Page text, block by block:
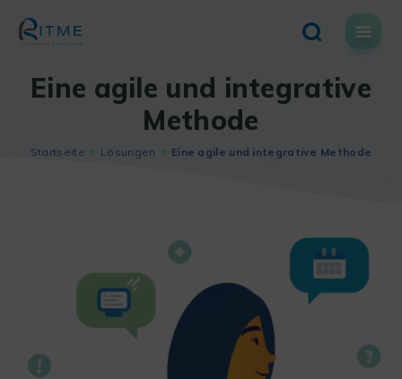
content
Eine agile und integrative
Methode
Startseite Lösungen Eine agile und integrative Methode